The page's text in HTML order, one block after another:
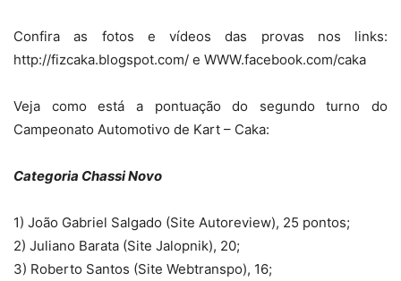
Confira as fotos e vídeos das provas nos links:
http://fizcaka.blogspot.com/ e WWW.facebook.com/caka
Veja como está a pontuação do segundo turno do
Campeonato Automotivo de Kart – Caka:
Categoria Chassi Novo
1) João Gabriel Salgado (Site Autoreview), 25 pontos;
2) Juliano Barata (Site Jalopnik), 20;
3) Roberto Santos (Site Webtranspo), 16;